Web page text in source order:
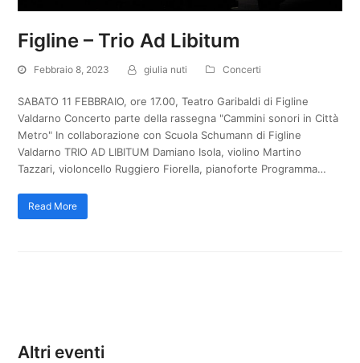
Figline – Trio Ad Libitum
Febbraio 8, 2023 giulia nuti Concerti
SABATO 11 FEBBRAIO, ore 17.00, Teatro Garibaldi di Figline
Valdarno Concerto parte della rassegna "Cammini sonori in Città
Metro" In collaborazione con Scuola Schumann di Figline
Valdarno TRIO AD LIBITUM Damiano Isola, violino Martino
Tazzari, violoncello Ruggiero Fiorella, pianoforte Programma…
Read More
Altri eventi